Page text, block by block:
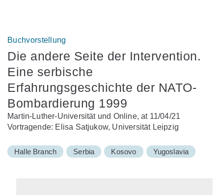
Buchvorstellung
Die andere Seite der Intervention.
Eine serbische
Erfahrungsgeschichte der NATO-
Bombardierung 1999
Martin-Luther-Universität und Online, at 11/04/21
Vortragende: Elisa Satjukow, Universität Leipzig
Halle Branch Serbia Kosovo Yugoslavia